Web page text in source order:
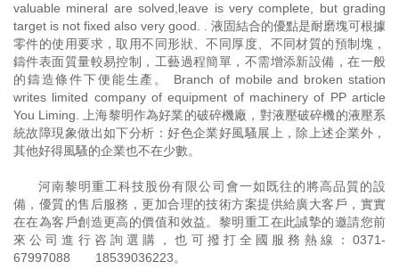
valuable mineral are solved,leave is very complete, but grading
target is not fixed also very good. . 液固結合的優點是耐磨塊可根據
零件的使用要求，取用不同形狀、不同厚度、不同材質的預制塊，
鑄件表面質量較易控制，工藝過程簡單，不需增添新設備，在一般
的鑄造條件下便能生產。 Branch of mobile and broken station
writes limited company of equipment of machinery of PP article
You Liming. 上海黎明作為好業的破碎機廠，對液壓破碎機的液壓系
統故障現象做出如下分析：好色企業好風騷展上，除上述企業外，
其他好得風騷的企業也不在少數。
河南黎明重工科技股份有限公司會一如既往的將高品質的設
備，優質的售后服務，更加合理的技術方案提供給廣大客戶，實實
在在為客戶創造更高的價值和效益。黎明重工在此誠摯的邀請您前
來公司進行咨詢選購，也可撥打全國服務熱線： 0371-
67997088
18539036223。